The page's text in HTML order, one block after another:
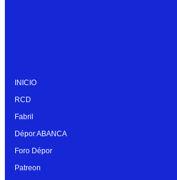
INICIO
RCD
Fabril
Dépor ABANCA
Foro Dépor
Patreon